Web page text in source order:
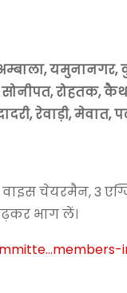
यमुनानगर,
रोहतक,
रेवाड़ी,
चेयरमैन, 3
भाग लें।